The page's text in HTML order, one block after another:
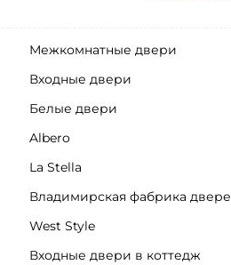
Межкомнатные двери
Входные двери
Белые двери
Albero
La Stella
Владимирская фабрика
West Style
Входные двери в коттедж